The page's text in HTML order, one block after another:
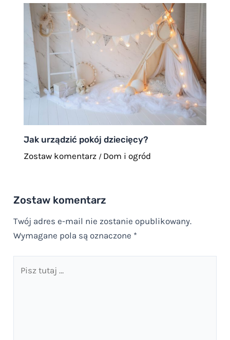
Jak urządzić pokój dziecięcy?
Zostaw komentarz / Dom i ogród
Zostaw komentarz
Twój adres e-mail nie zostanie opublikowany.
Wymagane pola są oznaczone *
tutaj